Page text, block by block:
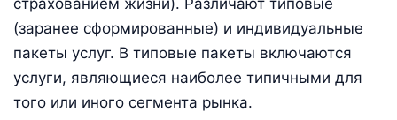
(заранее сформированные) и индивидуальные
пакеты услуг. В типовые пакеты включаются
услуги, являющиеся наиболее типичными для
того или иного сегмента рынка.